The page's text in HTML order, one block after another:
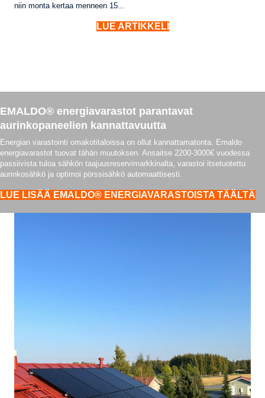
niin monta kertaa menneen 15...
LUE ARTIKKELI
EMALDO® energiavarastot parantavat
aurinkopaneelien kannattavuutta
Energian varastointi omakotitaloissa on ollut kannattamatonta. Emaldo
energiavarastot tuovat tähän muutoksen. Ansaitse 2200-3000€ vuodessa
passiivista tuloa sähkön taajuusreservimarkkinalta, varastoi itsetuotettu
aurinkosähkö ja optimoi pörssisähkö automaattisesti.
LUE LISÄÄ EMALDO® ENERGIAVARASTOISTA TÄÄLTÄ